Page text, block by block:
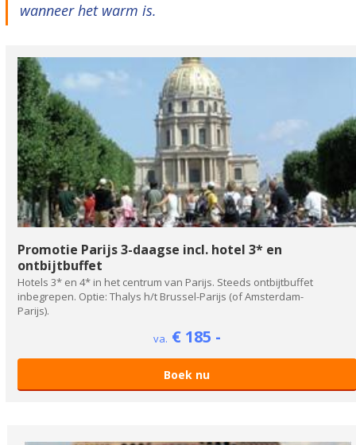
wanneer het warm is.
Promotie Parijs 3-daagse incl. hotel 3* en
ontbijtbuffet
Hotels 3* en 4* in het centrum van Parijs. Steeds ontbijtbuffet
inbegrepen. Optie: Thalys h/t Brussel-Parijs (of Amsterdam-
Parijs).
va. € 185 -
Boek nu